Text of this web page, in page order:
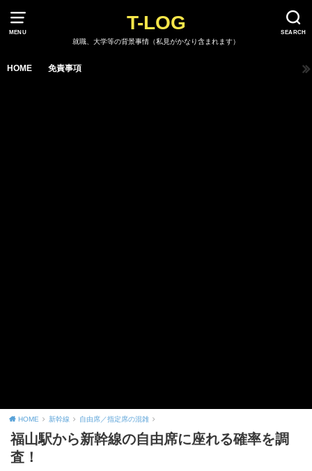
MENU SEARCH
T-LOG
就職、大学等の背景事情（私見がかなり含まれます）
HOME 免責事項
HOME 新幹線 自由席／指定席の混雑
福山駅から新幹線の自由席に座れる確率を調
査！